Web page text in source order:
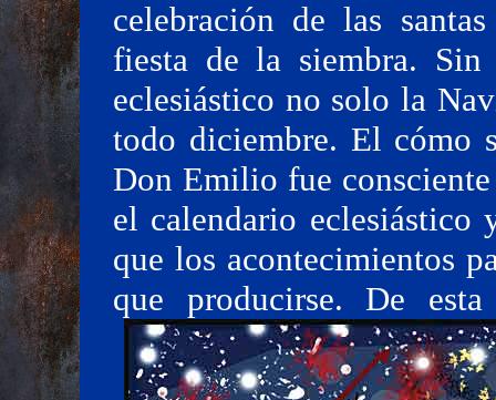
celebración de las
fiesta de la siembra. Sin
eclesiástico no solo la
todo diciembre. El cómo
Don Emilio fue
el calendario eclesiástico
que los acontecimientos
que producirse. De